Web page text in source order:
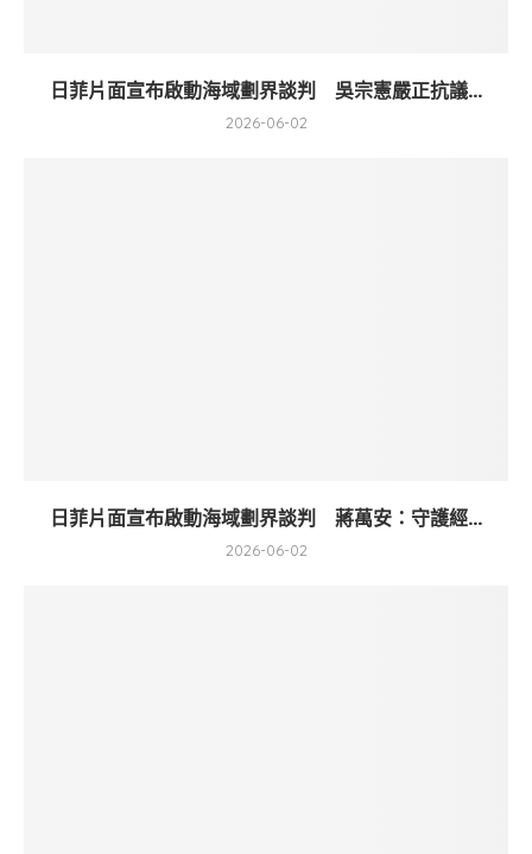
日菲片面宣布啟動海域劃界談判 吳宗憲嚴正抗議...
2026-06-02
日菲片面宣布啟動海域劃界談判 蔣萬安：守護經...
2026-06-02